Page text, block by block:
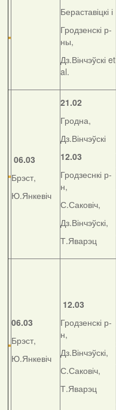
Бераставіцкі і
Гродзенскі р-
ны,
Дз.Вінчэўскі et
al.
06.03
Брэст,
Ю.Янкевіч
21.02
Гродна,
Дз.Вінчэўскі
12.03
Гродзеснкі р-
н,
С.Саковіч,
Дз.Вінчэўскі,
Т.Яварэц
06.03
Брэст,
Ю.Янкевіч
12.03
Гродзенскі р-
н,
Дз.Вінчэўскі,
С.Саковіч,
Т.Яварэц